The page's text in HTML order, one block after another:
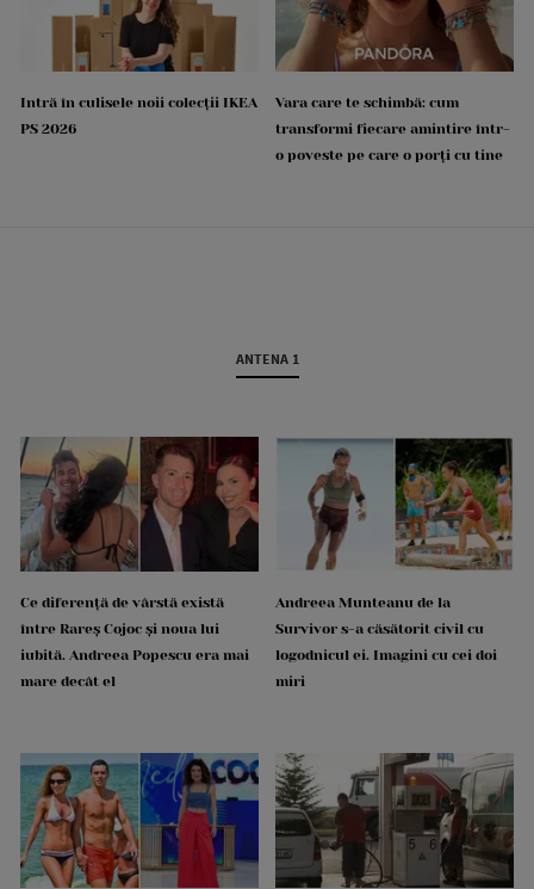
Intră în culisele noii colecții IKEA
PS 2026
Vara care te schimbă: cum
transformi fiecare amintire într-
o poveste pe care o porți cu tine
ANTENA 1
Ce diferență de vârstă există
între Rareș Cojoc și noua lui
iubită. Andreea Popescu era mai
mare decât el
Andreea Munteanu de la
Survivor s-a căsătorit civil cu
logodnicul ei. Imagini cu cei doi
miri